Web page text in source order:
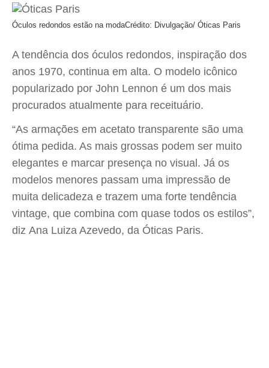
Óculos redondos estão na modaCrédito: Divulgação/ Óticas Paris
A tendência dos óculos redondos, inspiração dos
anos 1970, continua em alta. O modelo icônico
popularizado por John Lennon é um dos mais
procurados atualmente para receituário.
“As armações em acetato transparente são uma
ótima pedida. As mais grossas podem ser muito
elegantes e marcar presença no visual. Já os
modelos menores passam uma impressão de
muita delicadeza e trazem uma forte tendência
vintage, que combina com quase todos os estilos”,
diz Ana Luiza Azevedo, da Óticas Paris.